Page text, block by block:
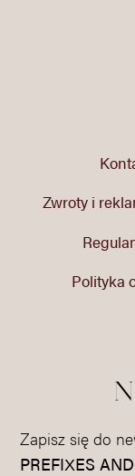
Zwroty i
Polityka
Zapisz się do
PREFIXES